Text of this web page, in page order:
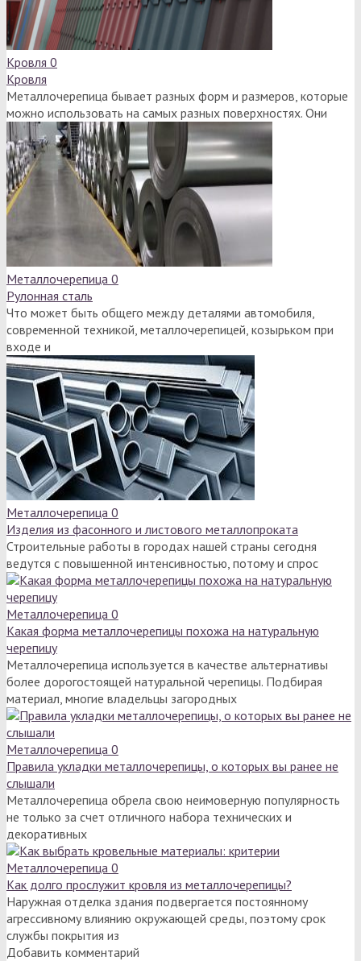
Кровля 0
Кровля
Металлочерепица бывает разных форм и размеров, которые
можно использовать на самых разных поверхностях. Они
Металлочерепица 0
Рулонная сталь
Что может быть общего между деталями автомобиля,
современной техникой, металлочерепицей, козырьком при
входе и
Металлочерепица 0
Изделия из фасонного и листового металлопроката
Строительные работы в городах нашей страны сегодня
ведутся с повышенной интенсивностью, потому и спрос
Металлочерепица 0
Какая форма металлочерепицы похожа на натуральную
черепицу
Металлочерепица используется в качестве альтернативы
более дорогостоящей натуральной черепицы. Подбирая
материал, многие владельцы загородных
Металлочерепица 0
Правила укладки металлочерепицы, о которых вы ранее не
слышали
Металлочерепица обрела свою неимоверную популярность
не только за счет отличного набора технических и
декоративных
Металлочерепица 0
Как долго прослужит кровля из металлочерепицы?
Наружная отделка здания подвергается постоянному
агрессивному влиянию окружающей среды, поэтому срок
службы покрытия из
Добавить комментарий